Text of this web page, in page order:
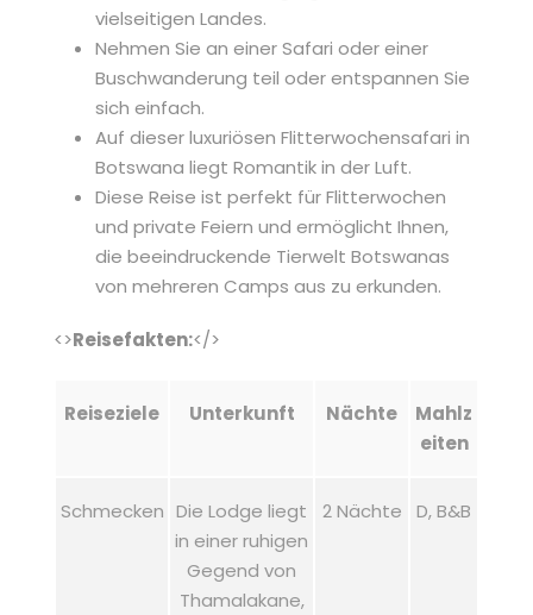
vielseitigen Landes.
Nehmen Sie an einer Safari oder einer
Buschwanderung teil oder entspannen Sie
sich einfach.
Auf dieser luxuriösen Flitterwochensafari in
Botswana liegt Romantik in der Luft.
Diese Reise ist perfekt für Flitterwochen
und private Feiern und ermöglicht Ihnen,
die beeindruckende Tierwelt Botswanas
von mehreren Camps aus zu erkunden.
<>Reisefakten:</>
Reiseziele Unterkunft Nächte
Mahlz
eiten
Schmecken Die Lodge liegt
in einer ruhigen
Gegend von
Thamalakane,
2 Nächte D, B&B